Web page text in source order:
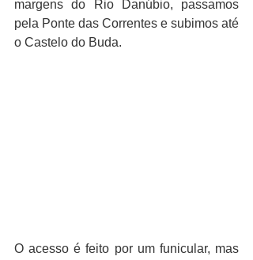
margens do Rio Danúbio, passamos
pela Ponte das Correntes e subimos até
o Castelo do Buda.
O acesso é feito por um funicular, mas